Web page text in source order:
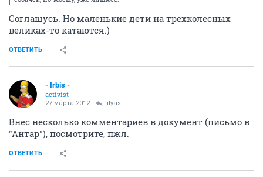
Соглашусь. Но маленькие дети на трехколесных
великах-то катаются.)
ОТВЕТИТЬ
- Irbis -
activist
27 марта 2012 ilyas
Внес несколько комментариев в документ (письмо в
"Антар"), посмотрите, пжл.
ОТВЕТИТЬ